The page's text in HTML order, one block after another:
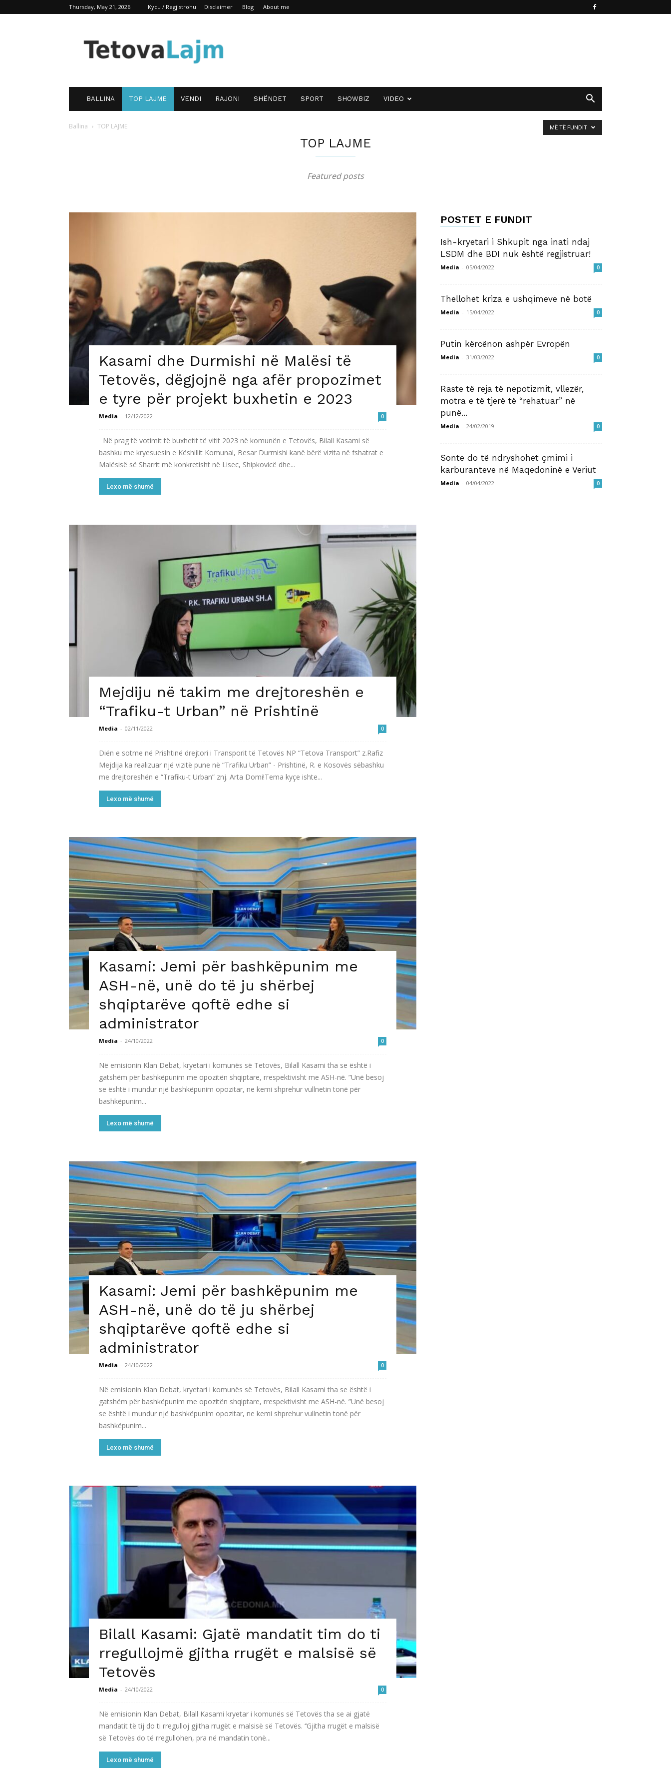
Thursday, May 21, 2026 Kycu / Regjistrohu Disclaimer Blog About me
BALLINA TOP LAJME VENDI RAJONI SHËNDET SPORT SHOWBIZ VIDEO
Ballina TOP LAJME
TOP LAJME
Featured posts
MË TË FUNDIT
Kasami dhe Durmishi në Malësi të
Tetovës, dëgjojnë nga afër propozimet
e tyre për projekt buxhetin e 2023
Media - 12/12/2022 0
Në prag të votimit të buxhetit të vitit 2023 në komunën e Tetovës, Bilall Kasami së
bashku me kryesuesin e Këshillit Komunal, Besar Durmishi kanë bërë vizita në fshatrat e
Malësisë së Sharrit më konkretisht në Lisec, Shipkovicë dhe...
Lexo më shumë
Mejdiju në takim me drejtoreshën e
“Trafiku-t Urban” në Prishtinë
Media - 02/11/2022 0
Diën e sotme në Prishtinë drejtori i Transporit të Tetovës NP “Tetova Transport” z.Rafiz
Mejdija ka realizuar një vizitë pune në “Trafiku Urban” - Prishtinë, R. e Kosovës sëbashku
me drejtoreshën e “Trafiku-t Urban” znj. Arta Domi!Tema kyçe ishte...
Lexo më shumë
Kasami: Jemi për bashkëpunim me
ASH-në, unë do të ju shërbej
shqiptarëve qoftë edhe si
administrator
Media - 24/10/2022 0
Në emisionin Klan Debat, kryetari i komunës së Tetovës, Bilall Kasami tha se është i
gatshëm për bashkëpunim me opozitën shqiptare, rrespektivisht me ASH-në. ”Unë besoj
se është i mundur një bashkëpunim opozitar, ne kemi shprehur vullnetin tonë për
bashkëpunim...
Lexo më shumë
Kasami: Jemi për bashkëpunim me
ASH-në, unë do të ju shërbej
shqiptarëve qoftë edhe si
administrator
Media - 24/10/2022 0
Në emisionin Klan Debat, kryetari i komunës së Tetovës, Bilall Kasami tha se është i
gatshëm për bashkëpunim me opozitën shqiptare, rrespektivisht me ASH-në. ”Unë besoj
se është i mundur një bashkëpunim opozitar, ne kemi shprehur vullnetin tonë për
bashkëpunim...
Lexo më shumë
Bilall Kasami: Gjatë mandatit tim do ti
rregullojmë gjitha rrugët e malsisë së
Tetovës
Media - 24/10/2022 0
Në emisionin Klan Debat, Bilall Kasami kryetar i komunës së Tetovës tha se ai gjatë
mandatit të tij do ti rregulloj gjitha rrugët e malsisë së Tetovës. ‘‘Gjitha rrugët e malsisë
së Tetovës do të rregullohen, pra në mandatin tonë...
Lexo më shumë
POSTET E FUNDIT
Ish-kryetari i Shkupit nga inati ndaj
LSDM dhe BDI nuk është regjistruar!
Media - 05/04/2022 0
Thellohet kriza e ushqimeve në botë
Media - 15/04/2022 0
Putin kërcënon ashpër Evropën
Media - 31/03/2022 0
Raste të reja të nepotizmit, vllezër,
motra e të tjerë të “rehatuar” në
punë...
Media - 24/02/2019 0
Sonte do të ndryshohet çmimi i
karburanteve në Maqedoninë e Veriut
Media - 04/04/2022 0